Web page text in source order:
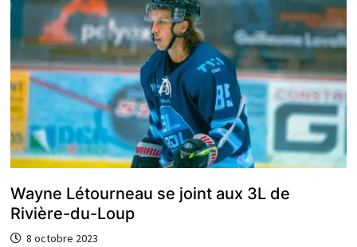
Wayne Létourneau se joint aux 3L de
Rivière-du-Loup
8 octobre 2023